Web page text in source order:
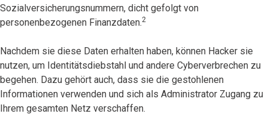
Sozialversicherungsnummern, dicht gefolgt von
personenbezogenen Finanzdaten.2
Nachdem sie diese Daten erhalten haben, können Hacker sie
nutzen, um Identitätsdiebstahl und andere Cyberverbrechen zu
begehen. Dazu gehört auch, dass sie die gestohlenen
Informationen verwenden und sich als Administrator Zugang zu
Ihrem gesamten Netz verschaffen.